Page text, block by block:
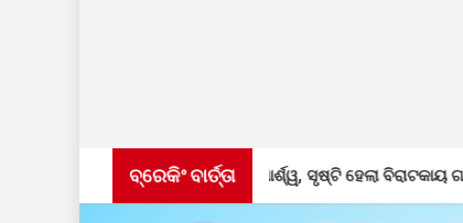
ବ୍ରେକିଂ ବାର୍ତ୍ତା
ରାସ୍ତାର ପାର୍ଶ୍ୱ, ସୃଷ୍ଟି ହେଲା ବିରାଟକାୟ ଗର୍ତ୍ତ, ତୁରନ୍ତ ମରାମତି ଦାବି